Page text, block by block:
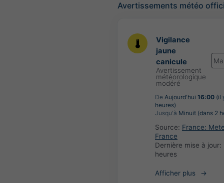
Avertissements météo
Vigilance
jaune
canicule
Avertissement
météorologique
modéré
De Aujourd'hui 16:00 (il
heures)
Jusqu'à Minuit (dans 2
Source: France:
France
Dernière mise à jour:
heures
Afficher plus